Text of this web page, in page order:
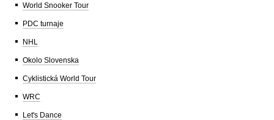
World Snooker Tour
PDC turnaje
NHL
Okolo Slovenska
Cyklistická World Tour
WRC
Let's Dance